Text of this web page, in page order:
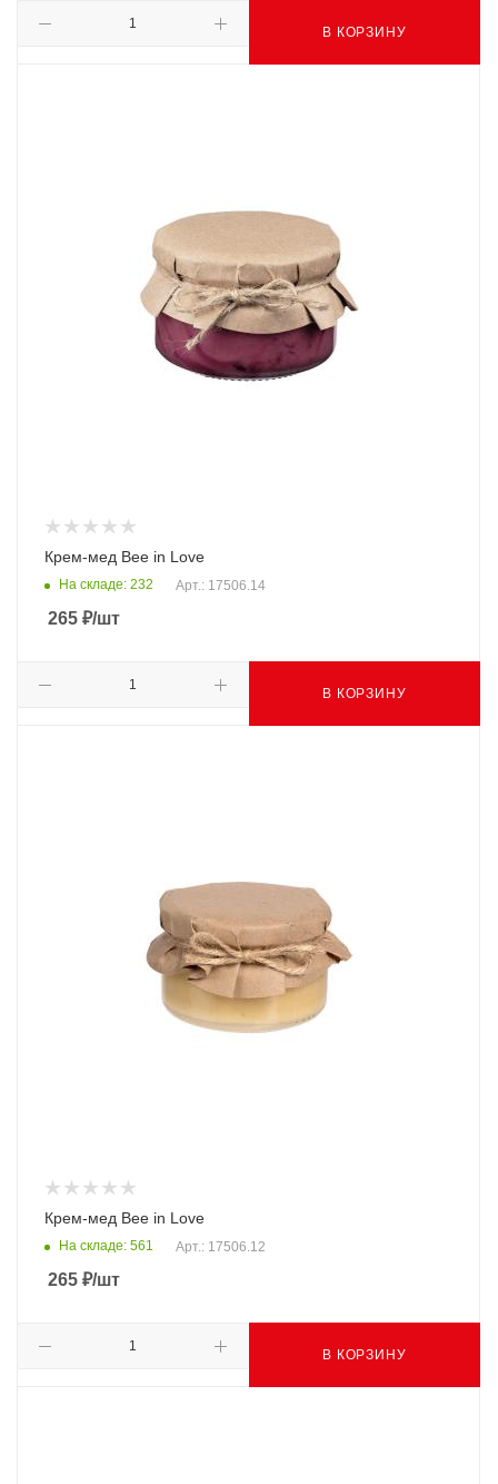
В КОРЗИНУ
Крем-мед Bee in Love
На складе: 232 Арт.: 17506.14
265 ₽/шт
В КОРЗИНУ
Крем-мед Bee in Love
На складе: 561 Арт.: 17506.12
265 ₽/шт
В КОРЗИНУ